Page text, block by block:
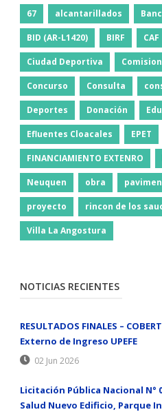
67 alcantarillados
BID (AR-L1420) BIRF CAF
Ciudad Deportiva
Concurso Consulta
Deportes Donación
Efluentes Cloacales EPET
FINANCIAMIENTO EXTENRO
Neuquen obra
proyecto rincon de los
Villa La Angostura
NOTICIAS RECIENTES
RESULTADOS FINALES –
Externo de Ingreso UPEFE
02 Jun 2026
Licitación Pública Nacional N°
Salud Nuevo Edificio, Parque